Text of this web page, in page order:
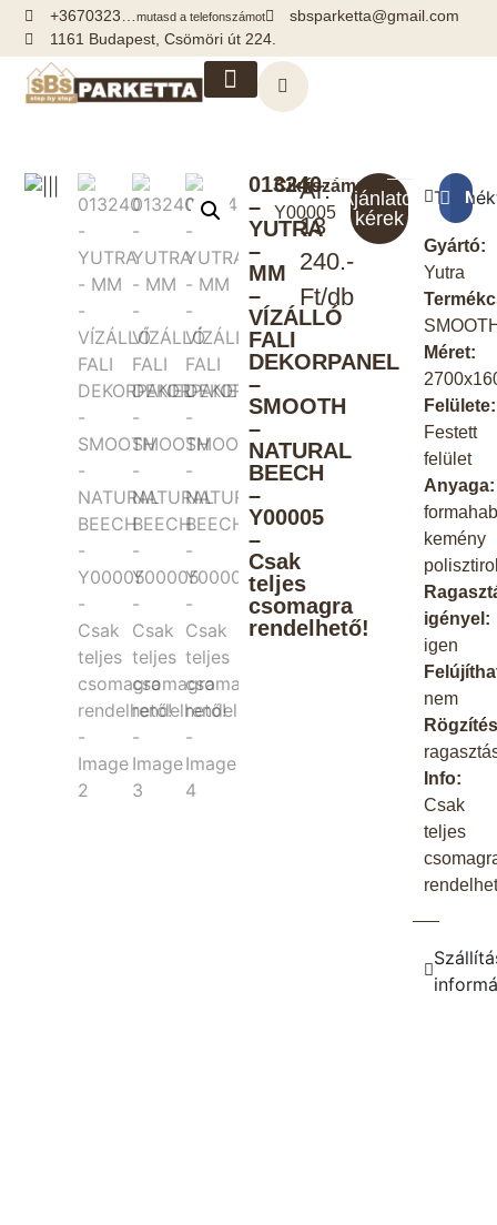
+3670323…mutasd a telefonszámot
sbsparketta@gmail.com
1161 Budapest, Csömöri út 224.
013240
–
YUTRA
–
MM
–
VÍZÁLLÓ
FALI
DEKORPANEL
–
SMOOTH
–
NATURAL
BEECH
–
Y00005
–
Csak
teljes
csomagra
rendelhető!
Cikkszám:
Y00005
Ár:
13
240.-
Ft/db
Ajánlatot
kérek
Gyártó:
Yutra
Méret:
Felülete:
Festett
felület
Anyaga:
kemény
igényel:
igen
nem
Info:
Csak
teljes